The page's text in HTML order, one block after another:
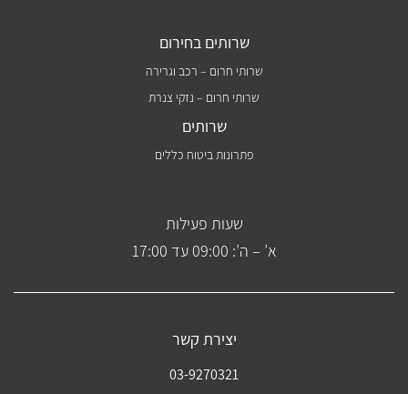
שרותים בחירום
שרותי חרום – רכב וגרירה
שרותי חרום – נזקי צנרת
שרותים
פתרונות ביטוח כללים
שעות פעילות
א’ – ה’: 09:00 עד 17:00
יצירת קשר
03-9270321